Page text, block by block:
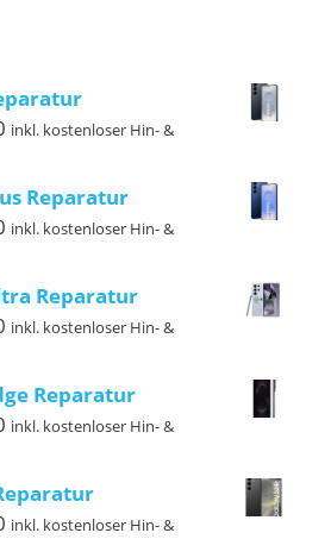
Preisspanne:
bis
€169,00
inkl. kostenloser Hin- &
Reparatur
Preisspanne:
bis
€189,00
inkl. kostenloser Hin- &
Reparatur
Preisspanne:
€239,00
inkl. kostenloser Hin- &
Reparatur
Preisspanne:
€279,00
inkl. kostenloser Hin- &
Preisspanne:
inkl. kostenloser Hin- &